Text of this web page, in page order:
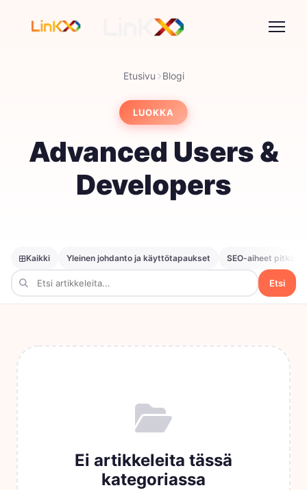
Etusivu Blogi
LUOKKA
Advanced Users &
Developers
Kaikki Yleinen johdanto ja käyttötapaukset SEO-aiheet pitkän
Etsi
Ei artikkeleita tässä
kategoriassa